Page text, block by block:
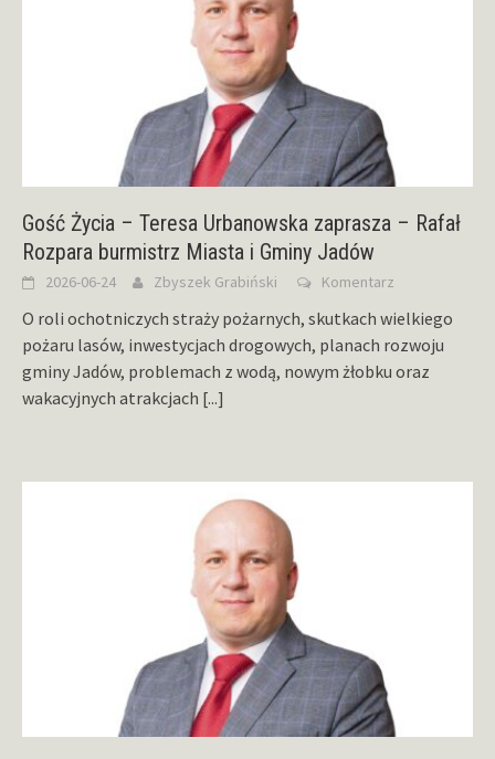
Gość Życia – Teresa Urbanowska zaprasza – Rafał
Rozpara burmistrz Miasta i Gminy Jadów
2026-06-24 Zbyszek Grabiński Komentarz
O roli ochotniczych straży pożarnych, skutkach wielkiego
pożaru lasów, inwestycjach drogowych, planach rozwoju
gminy Jadów, problemach z wodą, nowym żłobku oraz
wakacyjnych atrakcjach [...]